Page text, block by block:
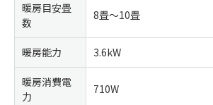
暖房目安畳
数
8畳～10畳
暖房能力 3.6kW
暖房消費電
力
710W